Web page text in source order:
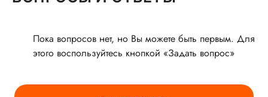
ГОРЯЧАЯ ЛИНИЯ КАЧЕСТВА
Пока вопросов нет, но Вы можете быть первым. Для
этого воспользуйтесь кнопкой «Задать вопрос»